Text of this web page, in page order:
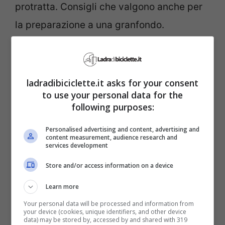
protratta. Consigli che valgono anche per
la preparazione a una granfondo.
La scrittrice Hannah Grant – ladradibiciclette.it
ladradibiciclette.it asks for your consent
to use your personal data for the
following purposes:
Personalised advertising and content, advertising and
content measurement, audience research and
services development
Store and/or access information on a device
Learn more
Your personal data will be processed and information from
your device (cookies, unique identifiers, and other device
data) may be stored by, accessed by and shared with 319